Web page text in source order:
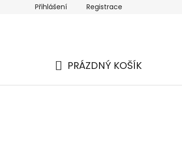
Náhradní plnění Moje objednávka
Přihlášení Registrace
PRÁZDNÝ KOŠÍK